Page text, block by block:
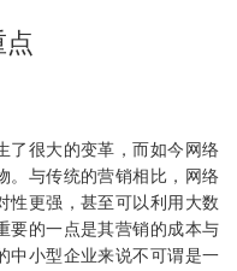
很大的变革，而如今网络
。与传统的营销相比，网络
性更强，甚至可以利用大数
要的一点是其营销的成本与
中小型企业来说不可谓是一